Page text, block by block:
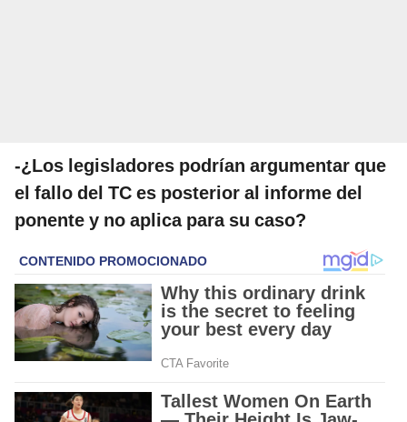
-¿Los legisladores podrían argumentar que
el fallo del TC es posterior al informe del
ponente y no aplica para su caso?